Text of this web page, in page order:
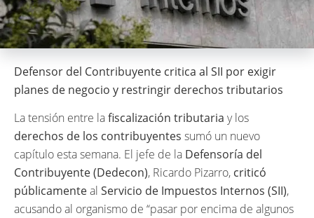
Defensor del Contribuyente critica al SII por exigir
planes de negocio y restringir derechos tributarios
La tensión entre lafiscalización tributaria y los
derechos de los contribuyentes sumó un nuevo
capítulo esta semana. El jefe de la Defensoría del
Contribuyente (Dedecon), Ricardo Pizarro, criticó
públicamenteal Servicio de Impuestos Internos (SII),
acusando al organismo de “pasar por encima de algunos